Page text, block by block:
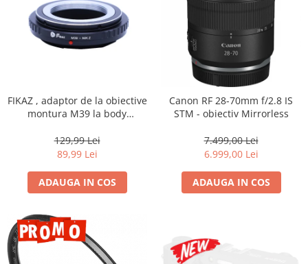
Genti, Troller Video
Rucsacuri Foto
Only One Shoulder - SlingShot
Hamuri si Centuri foto
Curele Aparat - Umar
Genti Laptop si iPad
Hand Strap / Grip
Troller
Solid-State Drive (SSD)
Video / Camere si accesorii
Camere video profesionale
FIKAZ , adaptor de la obiective
montura M39 la body
129,99 Lei
89,99 Lei
ADAUGA IN COS
Canon RF 28-70mm f/2.8 IS
STM - obiectiv Mirrorless
7.499,00 Lei
6.999,00 Lei
ADAUGA IN COS